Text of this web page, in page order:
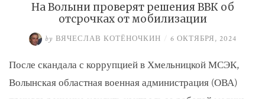
На Волыни проверят решения ВВК об
отсрочках от мобилизации
by ВЯЧЕСЛАВ КОТЁНОЧКИН / 6 ОКТЯБРЯ, 2024
После скандала с коррупцией в Хмельницкой МСЭК,
Волынская областная военная администрация (ОВА)